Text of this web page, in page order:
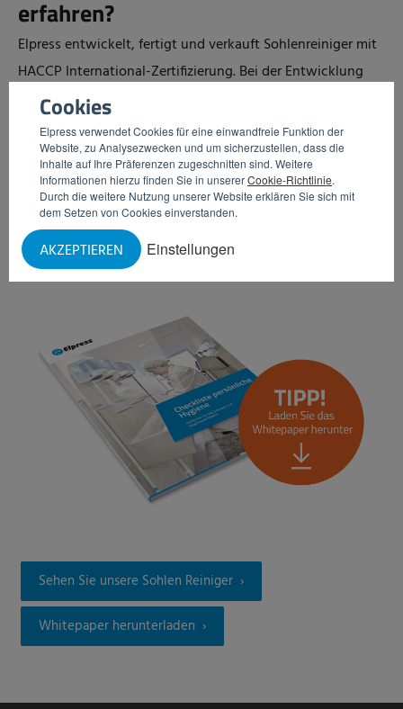
Cookies
Elpress verwendet Cookies für eine einwandfreie Funktion der
Website, zu Analysezwecken und um sicherzustellen, dass die
Inhalte auf Ihre Präferenzen zugeschnitten sind. Weitere
Informationen hierzu finden Sie in unsererCookie-Richtlinie.
Durch die weitere Nutzung unserer Website erklären Sie sich mit
dem Setzen von Cookies einverstanden.
Einstellungen
AKZEPTIEREN
erfahren?
Elpress entwickelt, fertigt und verkauft Sohlenreiniger mit
HACCP International-Zertifizierung. Bei der Entwicklung
dieser Systeme wurde den Anforderungen der gängigsten
Hygienezertifikate Rechnung getragen. Möchten Sie mehr
darüber erfahren, welche Maßnahmen Sie im Bereich der
persönlichen Hygiene treffen müssen, um sich für ein
Hygienezertifikat zu qualifizieren? Dann laden Sie unser
Whitepaper „Checkliste für persönliche Hygiene
Sehen Sie unsere Sohlen Reiniger
Whitepaper herunterladen